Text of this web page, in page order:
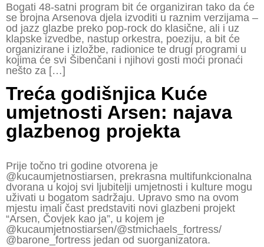
Bogati 48-satni program bit će organiziran tako da će
se brojna Arsenova djela izvoditi u raznim verzijama –
od jazz glazbe preko pop-rock do klasične, ali i uz
klapske izvedbe, nastup orkestra, poeziju, a bit će
organizirane i izložbe, radionice te drugi programi u
kojima će svi Šibenčani i njihovi gosti moći pronaći
nešto za […]
Treća godišnjica Kuće
umjetnosti Arsen: najava
glazbenog projekta
Prije točno tri godine otvorena je
@kucaumjetnostiarsen, prekrasna multifunkcionalna
dvorana u kojoj svi ljubitelji umjetnosti i kulture mogu
uživati u bogatom sadržaju. Upravo smo na ovom
mjestu imali čast predstaviti novi glazbeni projekt
“Arsen, Čovjek kao ja”, u kojem je
@kucaumjetnostiarsen/@stmichaels_fortress/
@barone_fortress jedan od suorganizatora.